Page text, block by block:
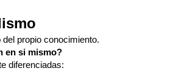
propio conocimiento.
en si mismo?
diferenciadas: